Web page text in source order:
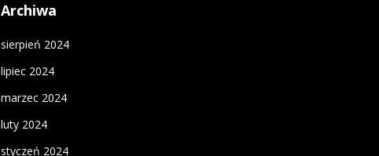
Archiwa
sierpień 2024
lipiec 2024
marzec 2024
luty 2024
styczeń 2024